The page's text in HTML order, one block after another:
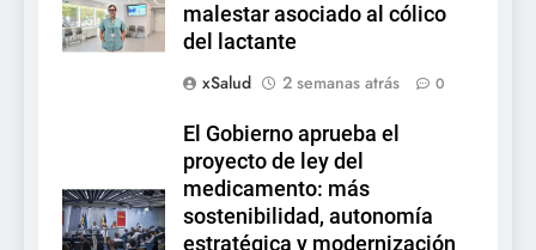
malestar asociado al cólico
del lactante
xSalud
2 semanas atrás 0
El Gobierno aprueba el
proyecto de ley del
medicamento: más
sostenibilidad, autonomía
estratégica y modernización